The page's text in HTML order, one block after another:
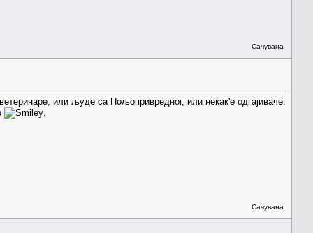
Сачувана
или људе са Пољопривредног, или некак'е одгајиваче.
Сачувана